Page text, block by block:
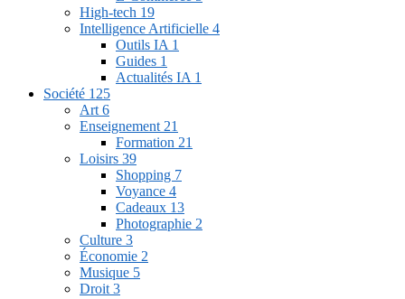
High-tech 19
Intelligence Artificielle 4
Outils IA 1
Guides 1
Actualités IA 1
Société 125
Art6
Enseignement21
Formation 21
Loisirs 39
Shopping 7
Voyance 4
Cadeaux 13
Photographie 2
Culture 3
Économie 2
Musique 5
Droit3